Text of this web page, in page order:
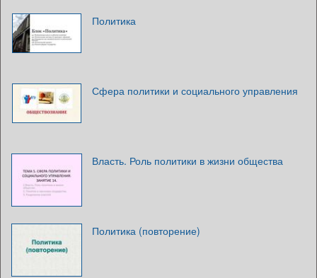
Политика
Сфера политики и социального управления
Власть. Роль политики в жизни общества
Политика (повторение)